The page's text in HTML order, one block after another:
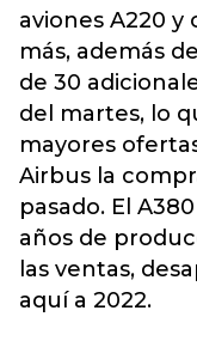
aviones A220
más, además
de 30
del martes, lo
mayores
Airbus la
pasado. El
años de
las ventas,
aquí a 2022.